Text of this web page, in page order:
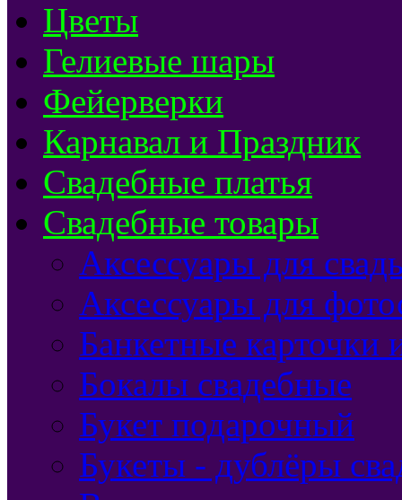
Цветы
Гелиевые шары
Фейерверки
Карнавал и Праздник
Свадебные платья
Свадебные товары
Аксессуары для
Аксессуары для
Банкетные карточки
Бокалы свадебные
Букет подарочный
Букеты - дублёры